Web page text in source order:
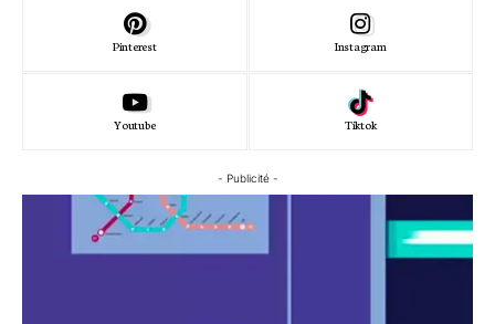
Pinterest Instagram
Youtube Tiktok
- Publicité -